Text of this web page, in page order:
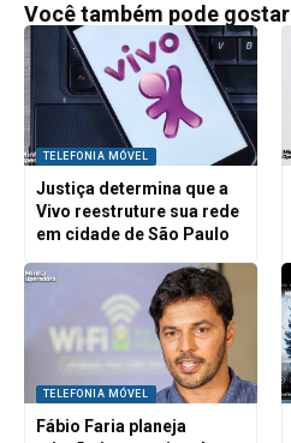
Você também pode gostar
TELEFONIA MÓVEL
Justiça determina que a
Vivo reestruture sua rede
em cidade de São Paulo
TELEFONIA MÓVEL
Fábio Faria planeja